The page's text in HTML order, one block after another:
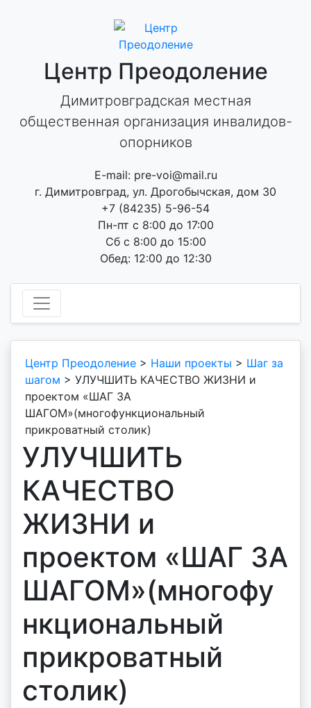
Центр Преодоление
Димитровградская местная
общественная организация инвалидов-
опорников
E-mail: pre-voi@mail.ru
г. Димитровград, ул. Дрогобычская, дом 30
+7 (84235) 5-96-54
Пн-пт с 8:00 до 17:00
Сб с 8:00 до 15:00
Обед: 12:00 до 12:30
Центр Преодоление > Наши проекты > Шаг за
шагом > УЛУЧШИТЬ КАЧЕСТВО ЖИЗНИ и
проектом «ШАГ ЗА
ШАГОМ»(многофункциональный
прикроватный столик)
УЛУЧШИТЬ
КАЧЕСТВО
ЖИЗНИ и
проектом «ШАГ ЗА
ШАГОМ»(многофу
нкциональный
прикроватный
столик)